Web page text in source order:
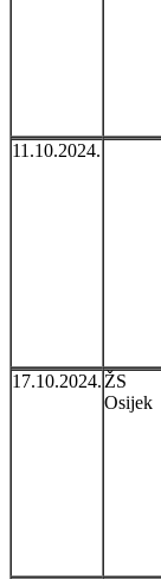
11.10.2024.
17.10.2024. ŽS
Osijek